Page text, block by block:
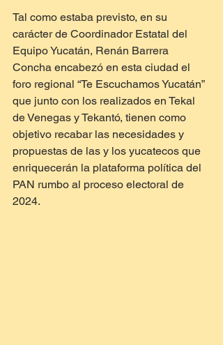
Tal como estaba previsto, en su
carácter de Coordinador Estatal del
Equipo Yucatán, Renán Barrera
Concha encabezó en esta ciudad el
foro regional “Te Escuchamos Yucatán”
que junto con los realizados en Tekal
de Venegas y Tekantó, tienen como
objetivo recabar las necesidades y
propuestas de las y los yucatecos que
enriquecerán la plataforma política del
PAN rumbo al proceso electoral de
2024.